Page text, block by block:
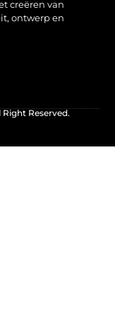
creëren van
ontwerp en
Right Reserved.